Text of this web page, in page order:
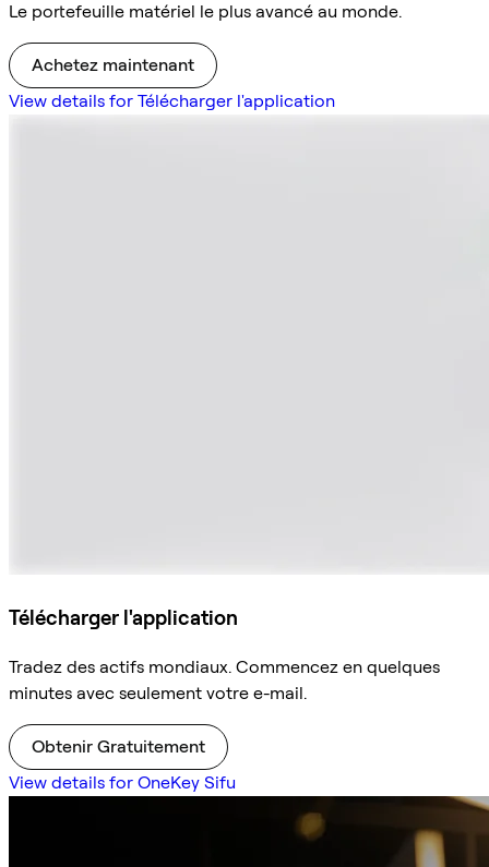
Le portefeuille matériel le plus avancé au monde.
Achetez maintenant
View details for Télécharger l'application
Télécharger l'application
Tradez des actifs mondiaux. Commencez en quelques
minutes avec seulement votre e-mail.
Obtenir Gratuitement
View details for OneKey Sifu